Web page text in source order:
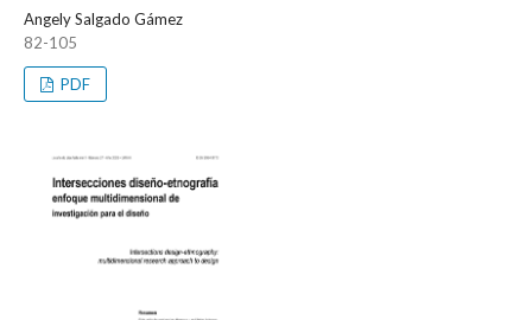
Angely Salgado Gámez
82-105
PDF